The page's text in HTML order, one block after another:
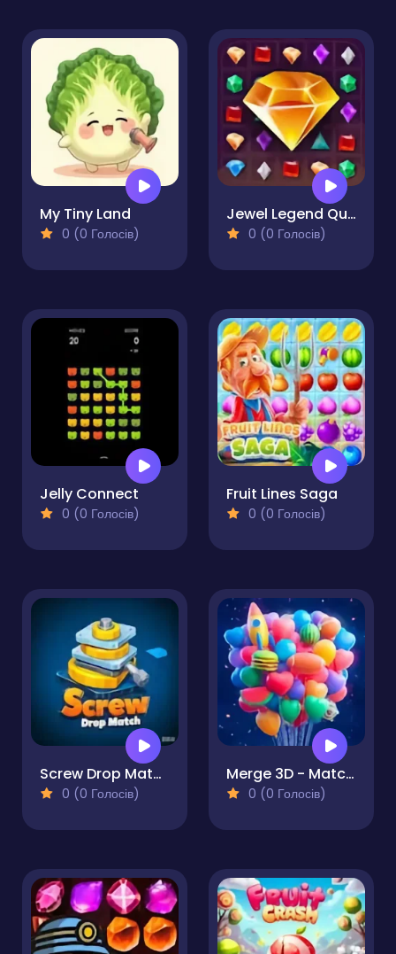
My Tiny Land
0 (0 Голосів)
Jewel Legend Quest
0 (0 Голосів)
Jelly Connect
0 (0 Голосів)
Fruit Lines Saga
0 (0 Голосів)
Screw Drop Match
0 (0 Голосів)
Merge 3D - Match 3 Balloons
0 (0 Голосів)